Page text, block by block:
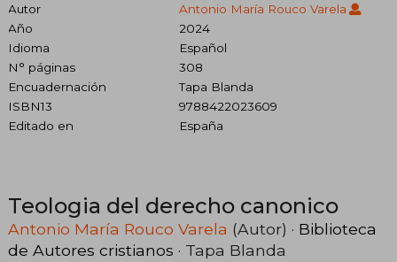
Autor
Antonio María Rouco Varela
Año
2024
Idioma
Español
N° páginas
308
Encuadernación
Tapa Blanda
ISBN13
9788422023609
Editado en
España
Teologia del derecho canonico
Antonio María Rouco Varela (Autor) · Biblioteca
de Autores cristianos · Tapa Blanda